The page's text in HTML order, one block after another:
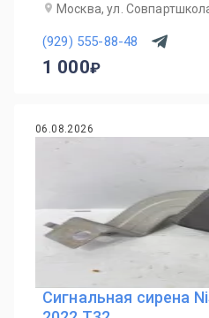
Москва, ул.
(929) 555-88-48
1 000
06.08.2026
Сигнальная сирена